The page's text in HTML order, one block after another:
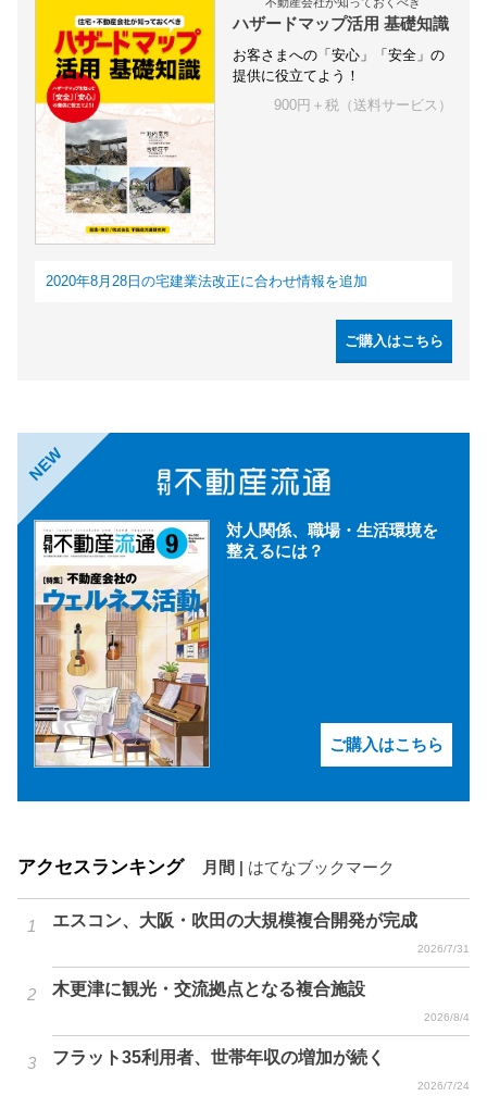
ハザードマップ活用 基礎知識
お客さまへの「安心」「安全」の
提供に役立てよう！
900円＋税（送料サービス）
2020年8月28日の宅建業法改正に合わせ情報を追加
ご購入はこちら
NEW
対人関係、職場・生活環境を
整えるには？
ご購入はこちら
アクセスランキング 月間 はてなブックマーク
エスコン、大阪・吹田の大規模複合開発が完成
2026/7/31
木更津に観光・交流拠点となる複合施設
2026/8/4
フラット35利用者、世帯年収の増加が続く
2026/7/24